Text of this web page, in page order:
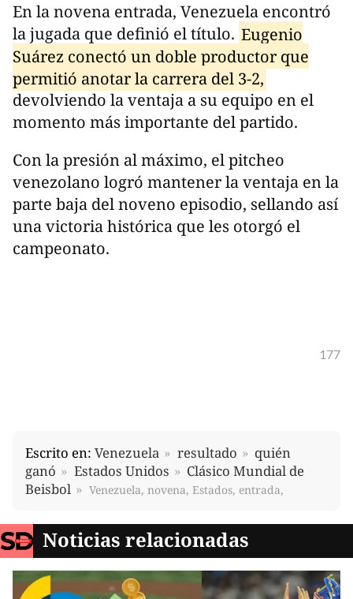
En la novena entrada, Venezuela encontró
la jugada que definió el título. Eugenio
Suárez conectó un doble productor que
permitió anotar la carrera del 3-2,
devolviendo la ventaja a su equipo en el
momento más importante del partido.
Con la presión al máximo, el pitcheo
venezolano logró mantener la ventaja en la
parte baja del noveno episodio, sellando así
una victoria histórica que les otorgó el
campeonato.
177
Escrito en: Venezuela resultado
quién
ganó
Estados Unidos
Clásico Mundial de
Beisbol
Venezuela, novena, Estados, entrada,
Noticias relacionadas